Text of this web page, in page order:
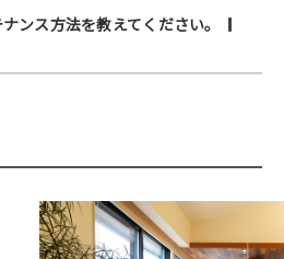
ンス方法を教えてください。